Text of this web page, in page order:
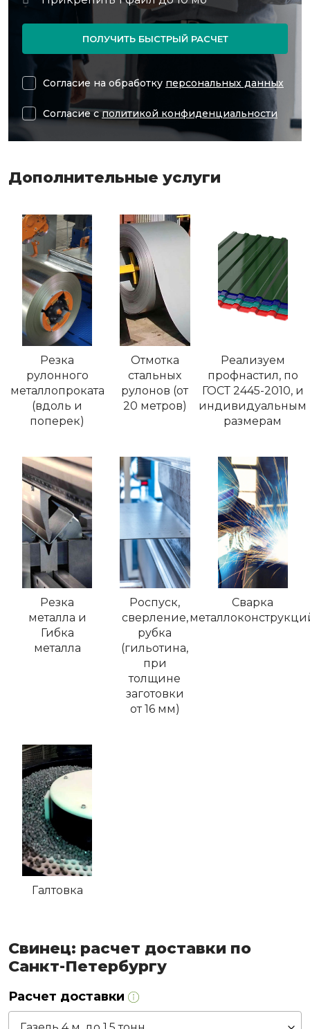
ПОЛУЧИТЬ БЫСТРЫЙ РАСЧЕТ
Согласие на обработку персональных данных
Согласие сполитикой конфиденциальности
Дополнительные услуги
Резка
рулонного
металлопроката
(вдоль и
поперек)
Отмотка
стальных
рулонов (от
20 метров)
Реализуем
профнастил, по
ГОСТ 2445-2010, и
индивидуальным
размерам
Резка
металла и
Гибка
металла
Роспуск,
сверление,
рубка
(гильотина,
при
толщине
заготовки
от 16 мм)
Сварка
Галтовка
Свинец: расчет доставки по
Санкт-Петербургу
Расчет доставки